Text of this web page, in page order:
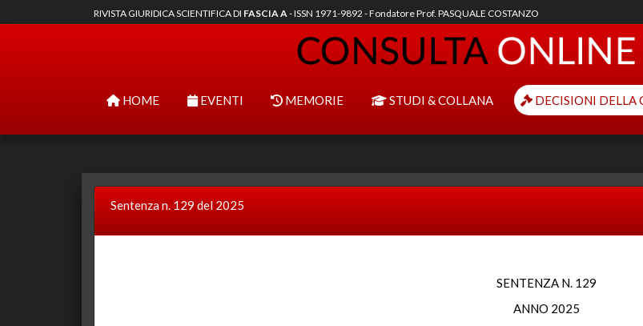
RIVISTA GIURIDICA SCIENTIFICA DI FASCIA A- ISSN 1971-9892 - Fondatore Prof. PASQUALE COSTANZO
HOME EVENTI MEMORIE STUDI & COLLANA DECISIONI DELLA
Sentenza n. 129 del 2025
SENTENZA N. 129
ANNO 2025